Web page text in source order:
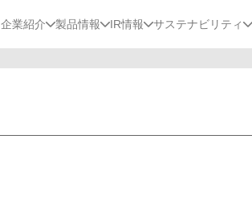
企業紹介 製品情報 IR情報 サステナビリティ